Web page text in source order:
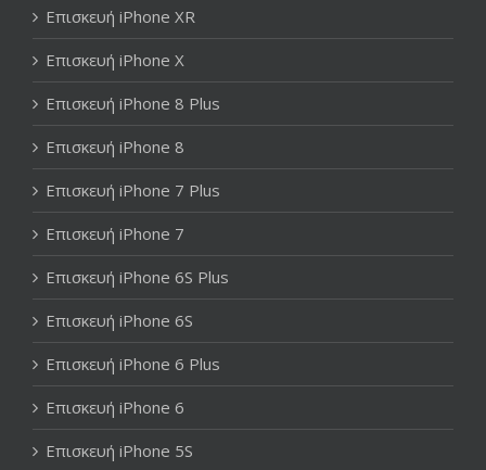
Επισκευή iPhone XR
Επισκευή iPhone X
Επισκευή iPhone 8 Plus
Επισκευή iPhone 8
Επισκευή iPhone 7 Plus
Επισκευή iPhone 7
Επισκευή iPhone 6S Plus
Επισκευή iPhone 6S
Επισκευή iPhone 6 Plus
Επισκευή iPhone 6
Επισκευή iPhone 5S